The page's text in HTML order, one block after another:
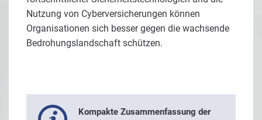
Nutzung von Cyberversicherungen können
Organisationen sich besser gegen die wachsende
Bedrohungslandschaft schützen.
Kompakte Zusammenfassung der